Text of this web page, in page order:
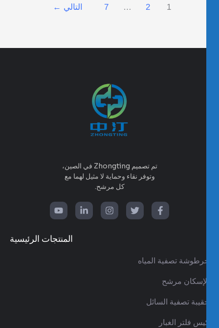
التالي←
تم تصميم Zhongting في الصين،
وتوفر نقاء وحماية لا مثيل لهما مع
كل مرشح.
الفيسبوك-تويتر انستغرامينكدين
في
موقع
YouTube
المنتجات الرئيسية
تصفية المياه
مرشح
تصفية السائل
فلتر الغبار